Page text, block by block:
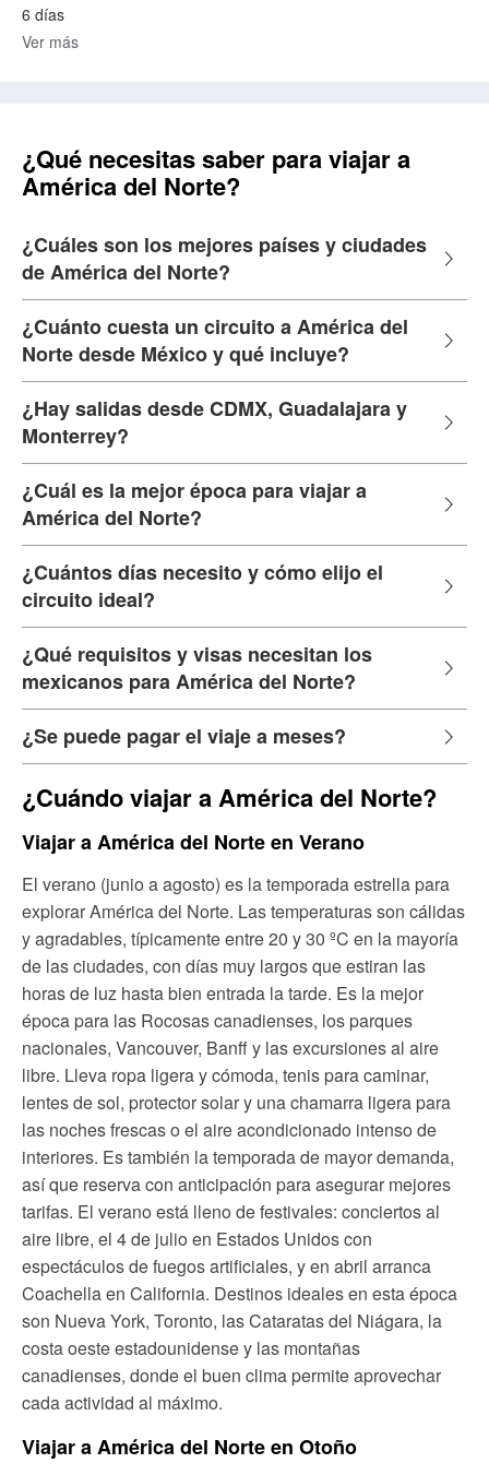
6 días
Ver más
¿Qué necesitas saber para viajar a
América del Norte?
¿Cuáles son los mejores países y ciudades
de América del Norte?
¿Cuánto cuesta un circuito a América del
Norte desde México y qué incluye?
¿Hay salidas desde CDMX, Guadalajara y
Monterrey?
¿Cuál es la mejor época para viajar a
América del Norte?
¿Cuántos días necesito y cómo elijo el
circuito ideal?
¿Qué requisitos y visas necesitan los
mexicanos para América del Norte?
¿Se puede pagar el viaje a meses?
¿Cuándo viajar a América del Norte?
Viajar a América del Norte en Verano
El verano (junio a agosto) es la temporada estrella para
explorar América del Norte. Las temperaturas son cálidas
y agradables, típicamente entre 20 y 30 ºC en la mayoría
de las ciudades, con días muy largos que estiran las
horas de luz hasta bien entrada la tarde. Es la mejor
época para las Rocosas canadienses, los parques
nacionales, Vancouver, Banff y las excursiones al aire
libre. Lleva ropa ligera y cómoda, tenis para caminar,
lentes de sol, protector solar y una chamarra ligera para
las noches frescas o el aire acondicionado intenso de
interiores. Es también la temporada de mayor demanda,
así que reserva con anticipación para asegurar mejores
tarifas. El verano está lleno de festivales: conciertos al
aire libre, el 4 de julio en Estados Unidos con
espectáculos de fuegos artificiales, y en abril arranca
Coachella en California. Destinos ideales en esta época
son Nueva York, Toronto, las Cataratas del Niágara, la
costa oeste estadounidense y las montañas
canadienses, donde el buen clima permite aprovechar
cada actividad al máximo.
Viajar a América del Norte en Otoño